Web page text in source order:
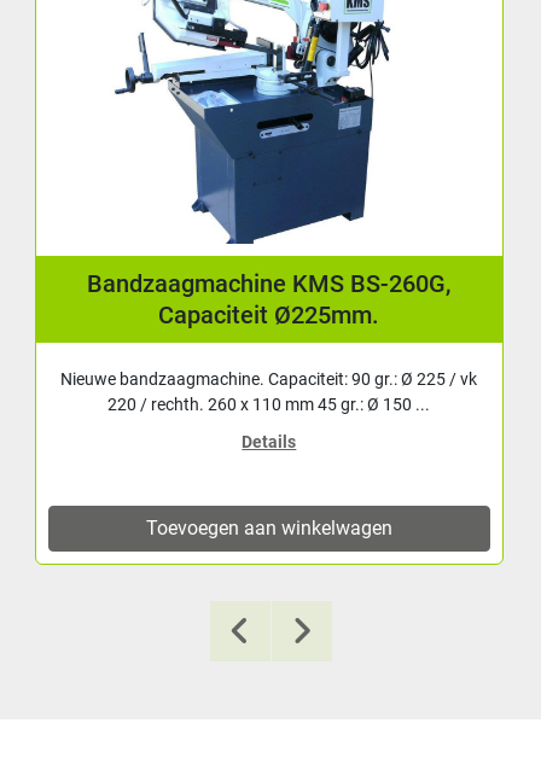
Bandzaagmachine KMS BS-260G,
Capaciteit Ø225mm.
Nieuwe bandzaagmachine. Capaciteit: 90 gr.: Ø 225 / vk
220 / rechth. 260 x 110 mm 45 gr.: Ø 150 ...
Details
Toevoegen aan winkelwagen